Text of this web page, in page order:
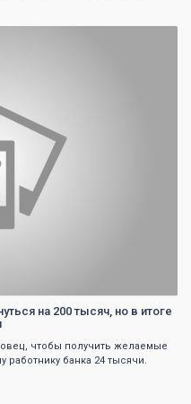
на 200 тысяч, но в итоге
чтобы получить желаемые
банка 24 тысячи.